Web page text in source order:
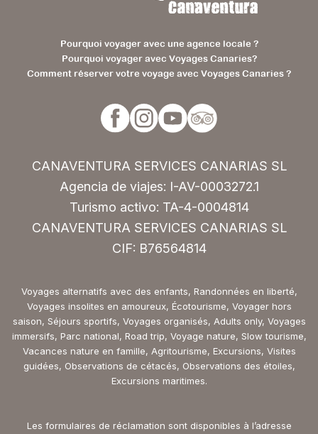
Pourquoi voyager avec une agence locale ?
Pourquoi voyager avec Voyages Canaries?
Comment réserver votre voyage avec Voyages Canaries ?
CANAVENTURA SERVICES CANARIAS SL
Agencia de viajes: I-AV-0003272.1
Turismo activo: TA-4-0004814
CANAVENTURA SERVICES CANARIAS SL
CIF: B76564814
Voyages alternatifs avec des enfants, Randonnées en liberté,
Voyages insolites en amoureux, Écotourisme, Voyager hors
saison, Séjours sportifs, Voyages organisés, Adults only, Voyages
immersifs, Parc national, Road trip, Voyage nature, Slow tourisme,
Vacances nature en famille, Agritourisme, Excursions, Visites
guidées, Observations de cétacés, Observations des étoiles,
Excursions maritimes.
Les formulaires de réclamation sont disponibles à l’adresse